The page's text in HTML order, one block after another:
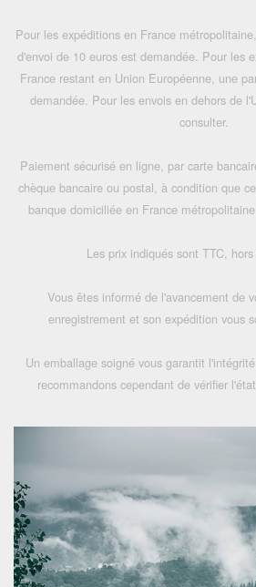
Pour les expéditions en France
d'envoi de 10 euros est demandée. Pour les
France restant en Union Européenne, une
demandée. Pour les envois en dehors de
consulter.
Paiement sécurisé en ligne, par carte
chèque bancaire ou postal, à condition que
banque domiciliée en France
Les prix indiqués sont TTC, hors
Vous êtes informé de l'avancement de
enregistrement et son expédition vous
Un emballage soigné vous garantit
recommandons cependant de vérifier